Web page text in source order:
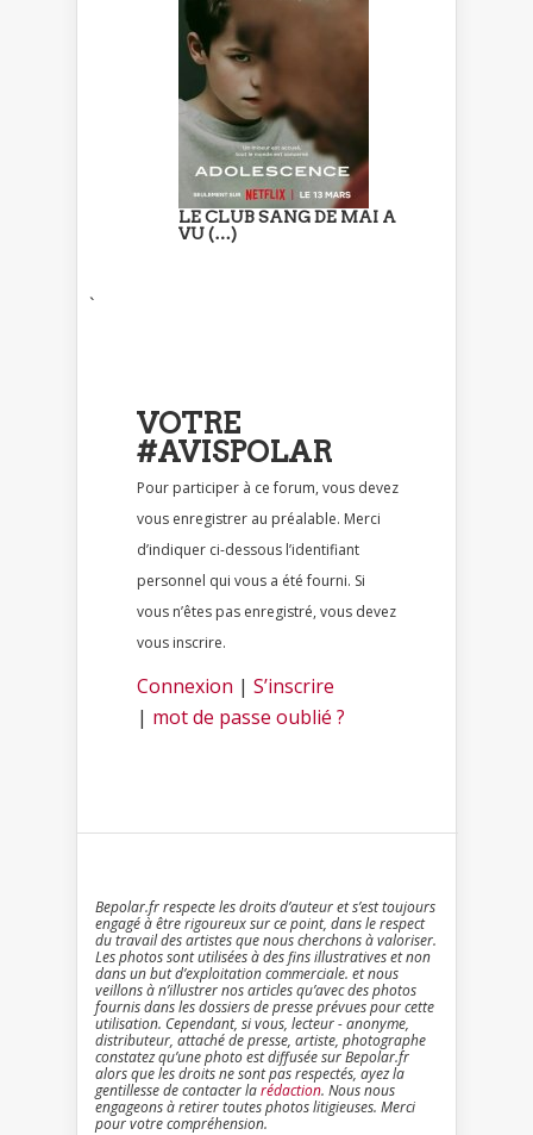
LE CLUB SANG DE MAI A
VU (…)
`
VOTRE
#AVISPOLAR
Pour participer à ce forum, vous devez
vous enregistrer au préalable. Merci
d’indiquer ci-dessous l’identifiant
personnel qui vous a été fourni. Si
vous n’êtes pas enregistré, vous devez
vous inscrire.
Connexion | S’inscrire
| mot de passe oublié ?
Bepolar.fr respecte les droits d’auteur et s’est toujours
engagé à être rigoureux sur ce point, dans le respect
du travail des artistes que nous cherchons à valoriser.
Les photos sont utilisées à des fins illustratives et non
dans un but d’exploitation commerciale. et nous
veillons à n’illustrer nos articles qu’avec des photos
fournis dans les dossiers de presse prévues pour cette
utilisation. Cependant, si vous, lecteur - anonyme,
distributeur, attaché de presse, artiste, photographe
constatez qu’une photo est diffusée sur Bepolar.fr
alors que les droits ne sont pas respectés, ayez la
gentillesse de contacter larédaction. Nous nous
engageons à retirer toutes photos litigieuses. Merci
pour votre compréhension.